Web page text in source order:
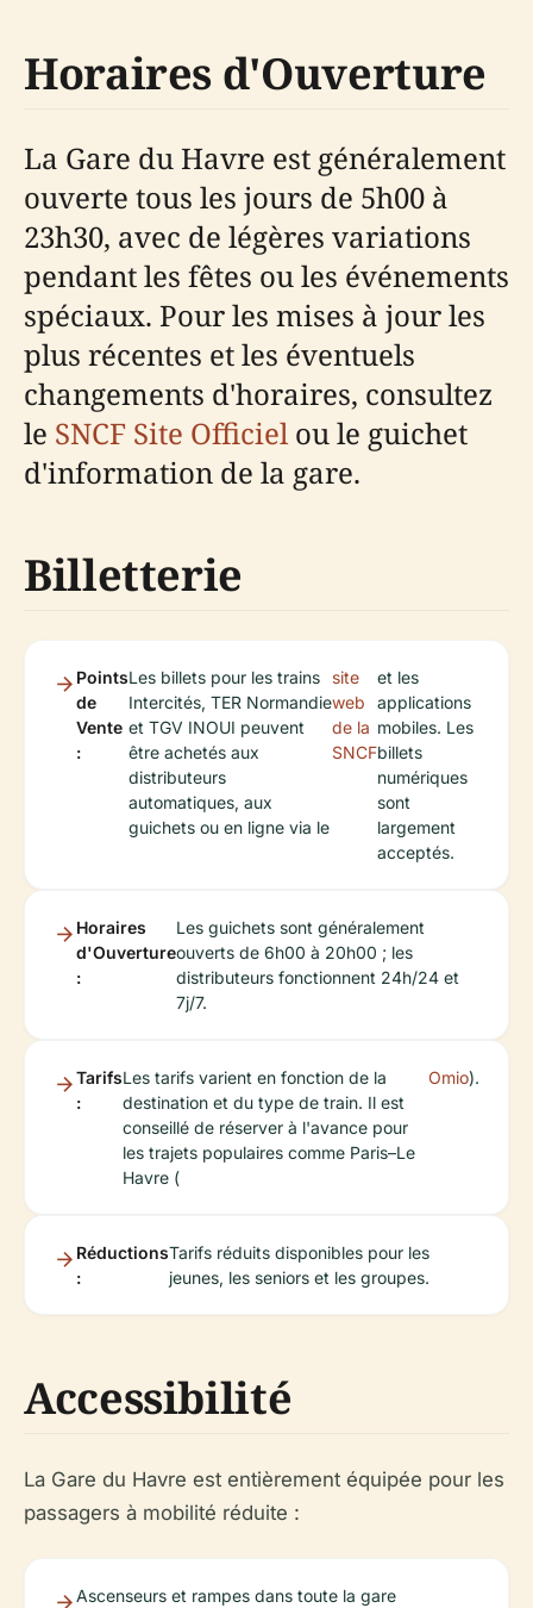
Horaires d'Ouverture
La Gare du Havre est généralement
ouverte tous les jours de 5h00 à
23h30, avec de légères variations
pendant les fêtes ou les événements
spéciaux. Pour les mises à jour les
plus récentes et les éventuels
changements d'horaires, consultez
le SNCF Site Officielou le guichet
d'information de la gare.
Billetterie
Points
de
Vente
:
Les billets pour les trains
Intercités, TER Normandie
et TGV INOUI peuvent
être achetés aux
distributeurs
automatiques, aux
guichets ou en ligne via le
site
web
de la
SNCF
et les
applications
mobiles. Les
billets
numériques
sont
largement
acceptés.
Horaires
d'Ouverture
:
Les guichets sont généralement
ouverts de 6h00 à 20h00 ; les
distributeurs fonctionnent 24h/24 et
7j/7.
Tarifs
:
Les tarifs varient en fonction de la
destination et du type de train. Il est
conseillé de réserver à l'avance pour
les trajets populaires comme Paris–Le
Havre (
Omio).
Réductions
:
Tarifs réduits disponibles pour les
jeunes, les seniors et les groupes.
Accessibilité
La Gare du Havre est entièrement équipée pour les
passagers à mobilité réduite :
Ascenseurs et rampes dans toute la gare